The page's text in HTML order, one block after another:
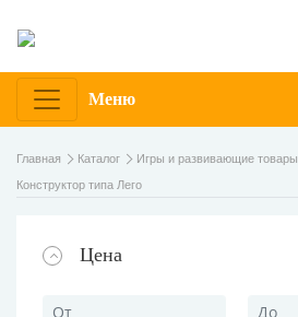
Меню
Главная Каталог Игры и развивающие товары
Конструктор типа Лего
Цена